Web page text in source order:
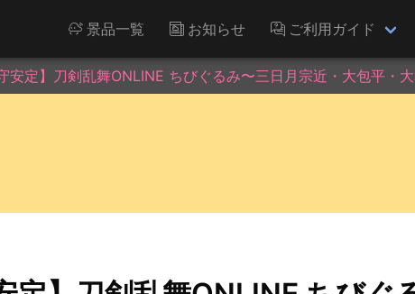
景品一覧 お知らせ ご利用ガイド
安定】刀剣乱舞ONLINE ちびぐるみ〜三日月宗近・大包平・